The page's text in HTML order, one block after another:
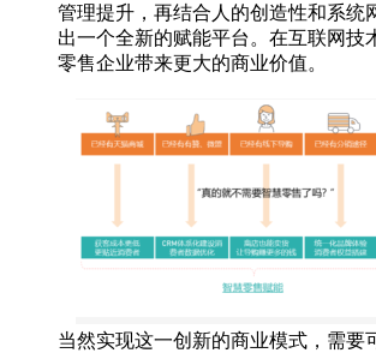
管理提升，再结合人的创造性和系统
出一个全新的赋能平台。在互联网技
零售企业带来更大的商业价值。
当然实现这一创新的商业模式，需要